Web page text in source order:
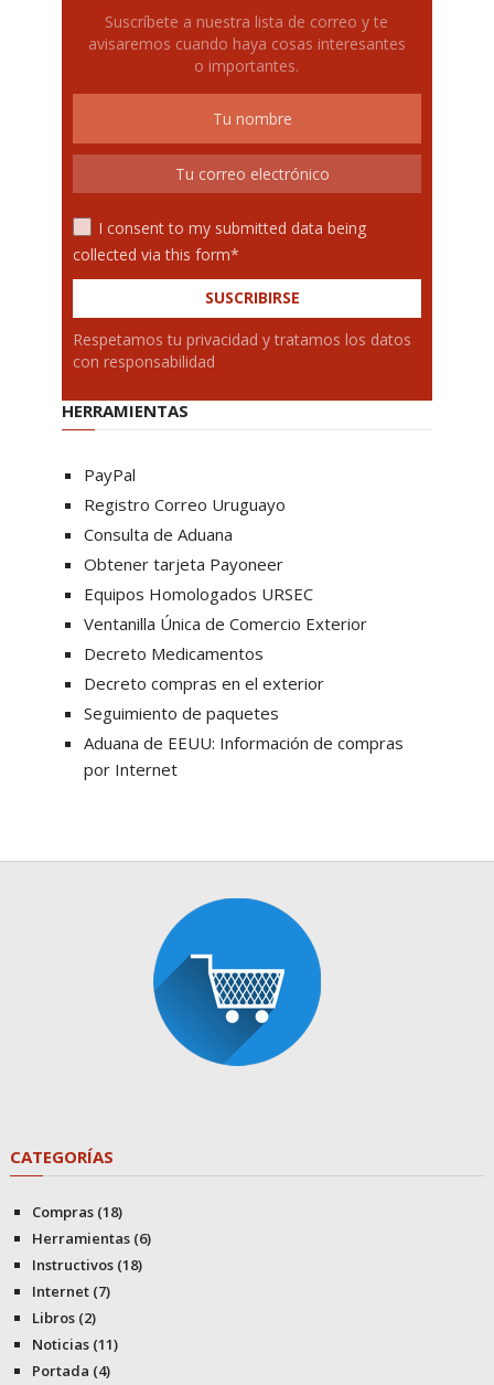
Suscríbete a nuestra lista de correo y te
avisaremos cuando haya cosas interesantes
o importantes.
I consent to my submitted data being
collected via this form*
Respetamos tu privacidad y tratamos los datos
con responsabilidad
HERRAMIENTAS
PayPal
Registro Correo Uruguayo
Consulta de Aduana
Obtener tarjeta Payoneer
Equipos Homologados URSEC
Ventanilla Única de Comercio Exterior
Decreto Medicamentos
Decreto compras en el exterior
Seguimiento de paquetes
Aduana de EEUU: Información de compras
por Internet
CATEGORÍAS
Compras(18)
Herramientas(6)
Instructivos(18)
Internet(7)
Libros(2)
Noticias(11)
Portada (4)